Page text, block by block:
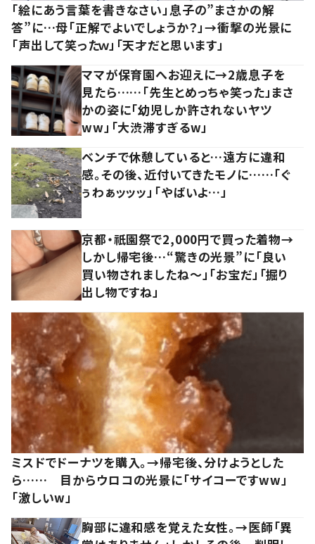
「絵にあう言葉を書きなさい」息子の”まさかの解
答”に…母「正解でよいでしょうか？」→衝撃の光景に
「声出して笑ったｗ」「天才だと思います」
ママが保育園へお迎えに→2歳息子を
見たら……「先生とめっちゃ笑った」まさ
かの姿に「幼児しか許されないヤツ
ww」「大渋滞すぎるw」
ベンチで休憩していると…遠方に違和
感。その後、近付いてきたモノに……「ぐ
ぅわぁッッッ」「やばいよ…」
京都・祇園祭で2,000円で買った着物→
しかし帰宅後…“驚きの光景”に「良い
買い物されましたね～」「お宝だ」「掘り
出し物ですね」
ミスドでドーナツを購入。→帰宅後、分けようとした
ら…… 目からウロコの光景に「サイコーですww」
「激しいw」
胸部に違和感を覚えた女性。→医師「異